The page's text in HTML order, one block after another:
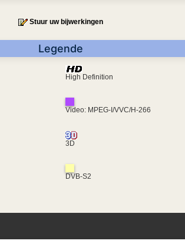
Stuur uw bijwerkingen
Legende
High Definition
Video: MPEG-I/VVC/H-266
3D
DVB-S2